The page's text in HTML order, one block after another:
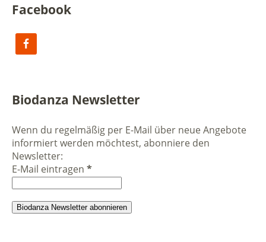
Facebook
Biodanza Newsletter
Wenn du regelmäßig per E-Mail über neue Angebote
informiert werden möchtest, abonniere den
Newsletter:
E-Mail eintragen *